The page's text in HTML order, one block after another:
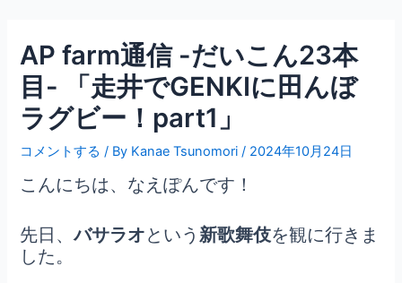
AP farm通信 -だいこん23本
目- 「走井でGENKIに田んぼ
ラグビー！part1」
コメントする / By Kanae Tsunomori/ 2024年10月24日
こんにちは、なえぽんです！
先日、バサラオという新歌舞伎を観に行きま
した。